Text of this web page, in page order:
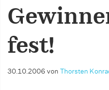
fest!
30.10.2006 von Thorsten